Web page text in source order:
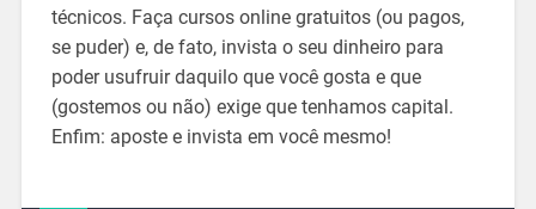
técnicos. Faça cursos online gratuitos (ou pagos,
se puder) e, de fato, invista o seu dinheiro para
poder usufruir daquilo que você gosta e que
(gostemos ou não) exige que tenhamos capital.
Enfim: aposte e invista em você mesmo!